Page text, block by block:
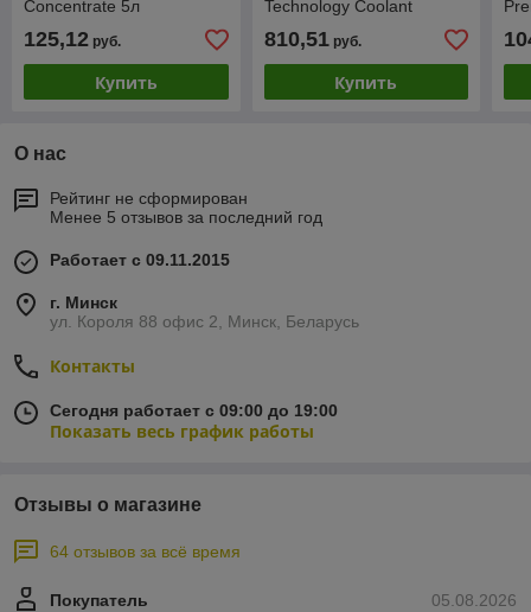
Concentrate 5л
125,12 руб.
Купить
Technology Coolant
810,51руб.
Купить
О нас
Рейтинг не сформирован
Менее 5 отзывов за последний год
Работает с 09.11.2015
г. Минск
ул. Короля 88 офис 2, Минск, Беларусь
Контакты
Сегодня работает с 09:00 до 19:00
Показать весь график работы
Отзывы о магазине
64 отзывов за всё время
05.08.2026
Покупатель